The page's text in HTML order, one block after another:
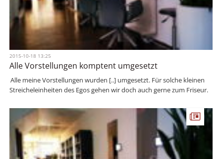
2015-10-18 13:25
Alle Vorstellungen komptent umgesetzt
Alle meine Vorstellungen wurden [..] umgesetzt. Für solche kleinen
Streicheleinheiten des Egos gehen wir doch auch gerne zum Friseur.